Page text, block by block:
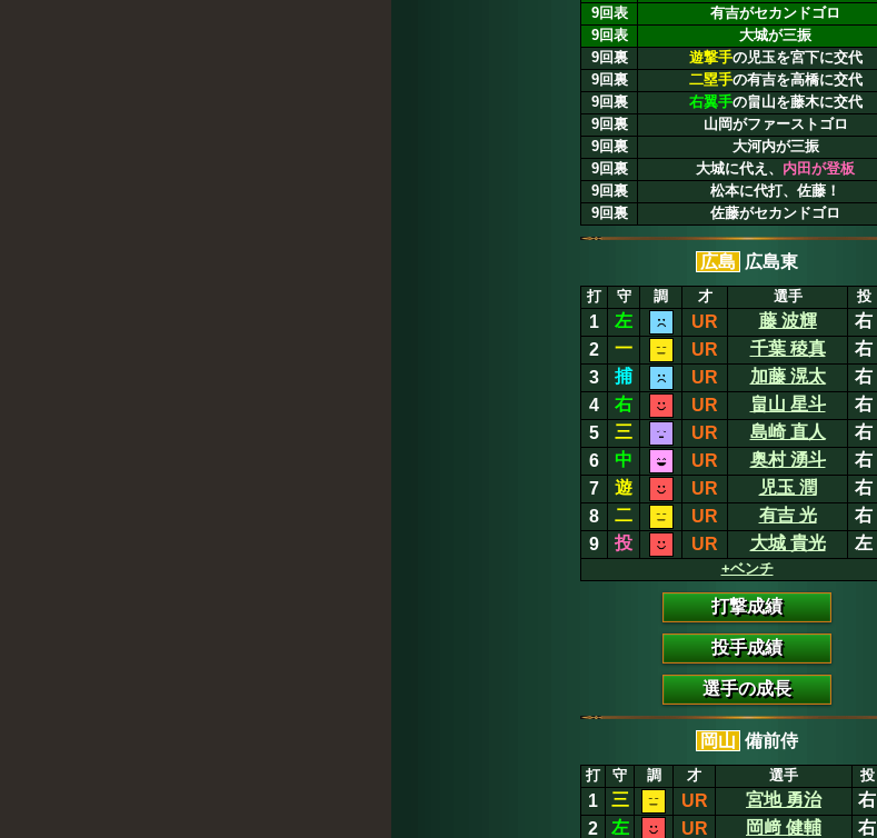
9回表
有吉がセカンドゴロ
9回表
大城が三振
9回裏
遊撃手の児玉を宮下に交代
9回裏
二塁手の有吉を高橋に交代
9回裏
右翼手の畠山を藤木に交代
9回裏
山岡がファーストゴロ
9回裏
大河内が三振
9回裏
大城に代え、 内田が登板
9回裏
松本に代打、佐藤！
9回裏
佐藤がセカンドゴロ
広島 広島東
打 守 調 才 選手 投
1 左 UR 藤 波輝 右
2
一 UR 千葉 稜真 右
3
捕 UR 加藤 滉太 右
4
右 UR 畠山 星斗 右
5
三 UR 島崎 直人 右
6
中 UR 奥村 湧斗 右
7
遊 UR 児玉 潤 右
8
二 UR 有吉 光 右
9
投 UR 大城 貴光 左
+ベンチ
打撃成績
投手成績
選手の成長
岡山 備前侍
打 守 調 才 選手 投
1 三 UR 宮地 勇治 右
2
左 UR 岡﨑 健輔 右